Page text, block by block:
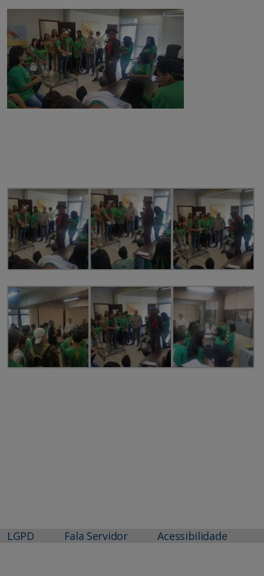
LGPD Fala Servidor Acessibilidade